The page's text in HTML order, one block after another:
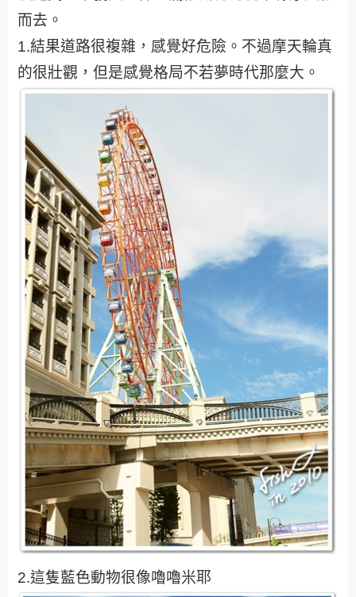
而去。
1.結果道路很複雜，感覺好危險。不過摩天輪真
的很壯觀，但是感覺格局不若夢時代那麼大。
2.這隻藍色動物很像嚕嚕米耶